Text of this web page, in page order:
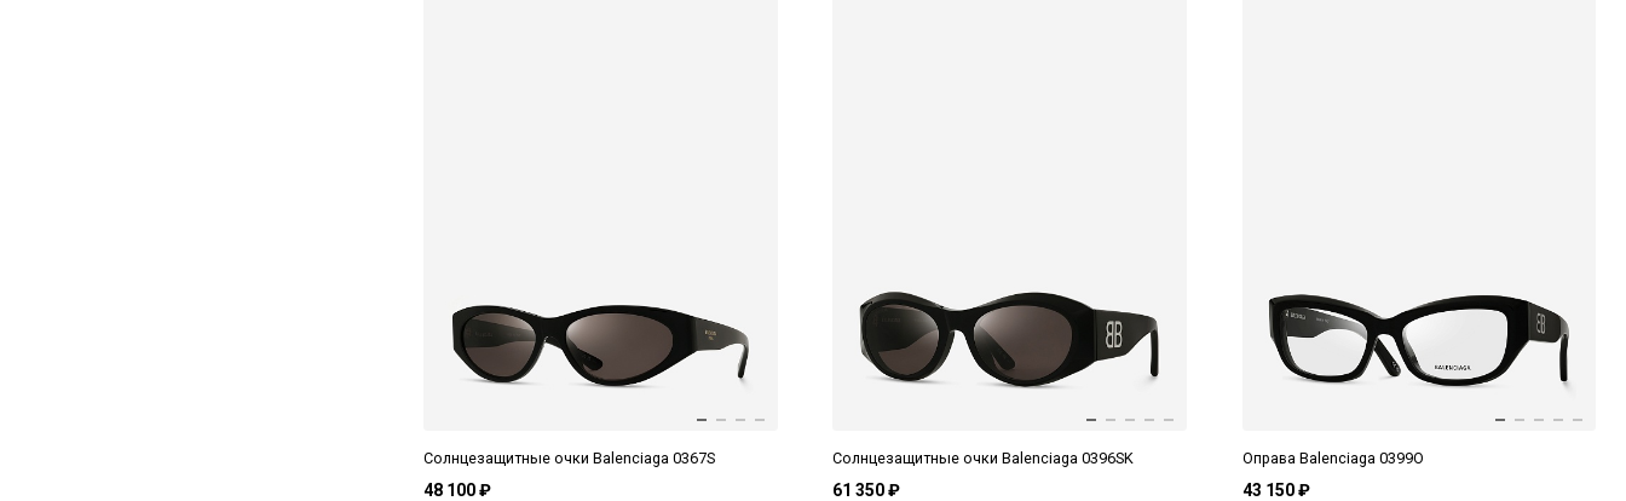
Солнцезащитные очки Balenciaga 0367S
48 100 ₽
Солнцезащитные очки Balenciaga 0396SK
61 350 ₽
Оправа Balenciaga 0399O
43 150 ₽